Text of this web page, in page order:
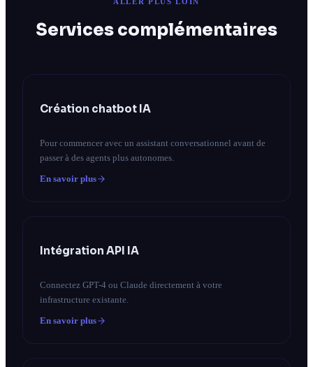
Services complémentaires
Création chatbot IA
Pour commencer avec un assistant conversationnel avant de
passer à des agents plus autonomes.
En savoir plus
Intégration API IA
Connectez GPT-4 ou Claude directement à votre
infrastructure existante.
En savoir plus